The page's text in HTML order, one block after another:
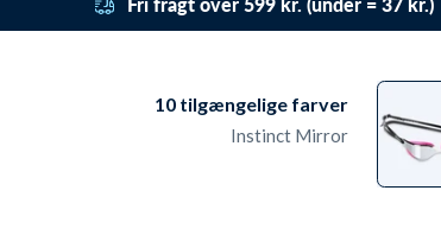
levering fra kun 37 kr. Leveringen er dag-til-
dag ved bestilling før 22:00 - også i
10tilgængelige farver
Instinct Mirror